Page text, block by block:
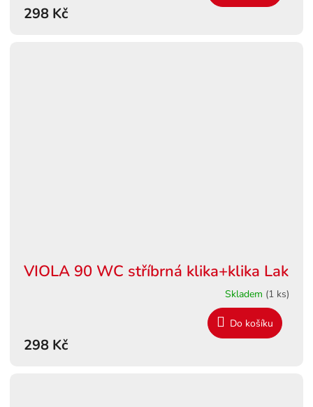
298 Kč
VIOLA 90 WC stříbrná klika+klika Lak
Skladem (1 ks)
298 Kč
Do košíku